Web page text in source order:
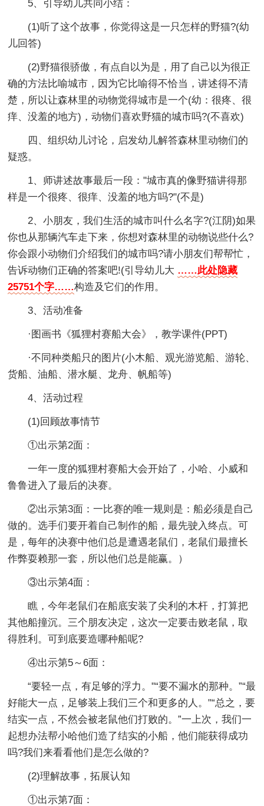
5、引导幼儿共同小结：
(1)听了这个故事，你觉得这是一只怎样的野猫?(幼
儿回答)
(2)野猫很骄傲，有点自以为是，用了自己以为很正
确的方法比喻城市，因为它比喻得不恰当，讲述得不清
楚，所以让森林里的动物觉得城市是一个(幼：很疼、很
痒、没羞的地方)，动物们喜欢野猫的城市吗?(不喜欢)
四、组织幼儿讨论，启发幼儿解答森林里动物们的
疑惑。
1、师讲述故事最后一段："城市真的像野猫讲得那
样是一个很疼、很痒、没羞的地方吗?"(不是)
2、小朋友，我们生活的城市叫什么名字?(江阴)如果
你也从那辆汽车走下来，你想对森林里的动物说些什么?
你会跟小动物们介绍我们的城市吗?请小朋友们帮帮忙，
告诉动物们正确的答案吧!(引导幼儿大 ……此处隐藏
25751个字……构造及它们的作用。
3、活动准备
·图画书《狐狸村赛船大会》，教学课件(PPT)
·不同种类船只的图片(小木船、观光游览船、游轮、
货船、油船、潜水艇、龙舟、帆船等)
4、活动过程
(1)回顾故事情节
①出示第2面：
一年一度的狐狸村赛船大会开始了，小哈、小威和
鲁鲁进入了最后的决赛。
②出示第3面：一比赛的唯一规则是：船必须是自己
做的。选手们要开着自己制作的船，最先驶入终点。可
是，每年的决赛中他们总是遭遇老鼠们，老鼠们最擅长
作弊耍赖那一套，所以他们总是能赢。）
③出示第4面：
瞧，今年老鼠们在船底安装了尖利的木杆，打算把
其他船撞沉。三个朋友决定，这次一定要击败老鼠，取
得胜利。可到底要造哪种船呢?
④出示第5～6面：
“要轻一点，有足够的浮力。"“要不漏水的那种。”“最
好能大一点，足够装上我们三个和更多的人。"“总之，要
结实一点，不然会被老鼠他们打败的。”一上次，我们一
起想办法帮小哈他们造了结实的小船，他们能获得成功
吗?我们来看看他们是怎么做的?
(2)理解故事，拓展认知
①出示第7面：